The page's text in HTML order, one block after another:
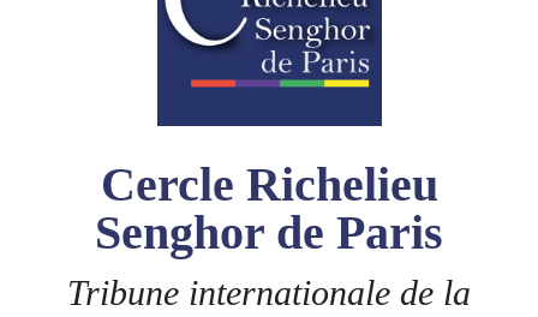
Cercle Richelieu
Senghor de Paris
Tribune internationale de la